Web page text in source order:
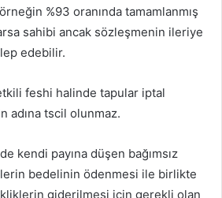
%93 oranında tamamlanmış
sahibi ancak sözleşmenin ileriye
edebilir.
feshi halinde tapular iptal
adına tscil olunmaz.
kendi payına düşen bağımsız
bedelinin ödenmesi ile birlikte
giderilmesi için gerekli olan